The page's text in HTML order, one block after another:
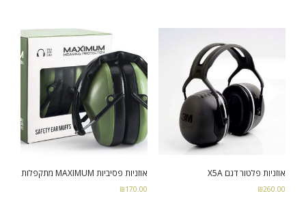
אוזניות פלטור דגם X5A
₪260.00
אוזניות פסיביות MAXIMUM מתקפלות
₪170.00